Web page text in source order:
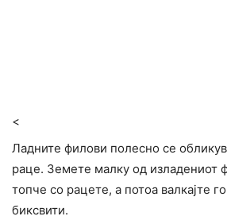
<
Ладните филови полесно се
раце. Земете малку од изладениот
топче со рацете, а потоа валкајте
биксвити.